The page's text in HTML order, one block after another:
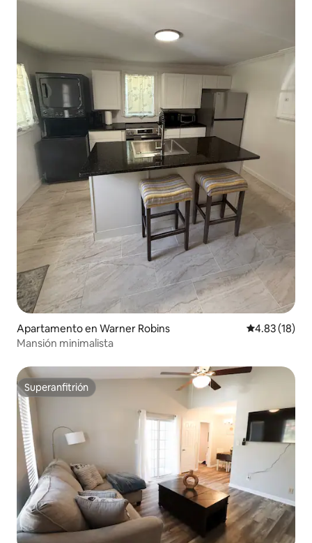
Apartamento en Warner Robins Calificación
4.83 (18)
Mansión minimalista
Superanfitrión
Superanfitrión